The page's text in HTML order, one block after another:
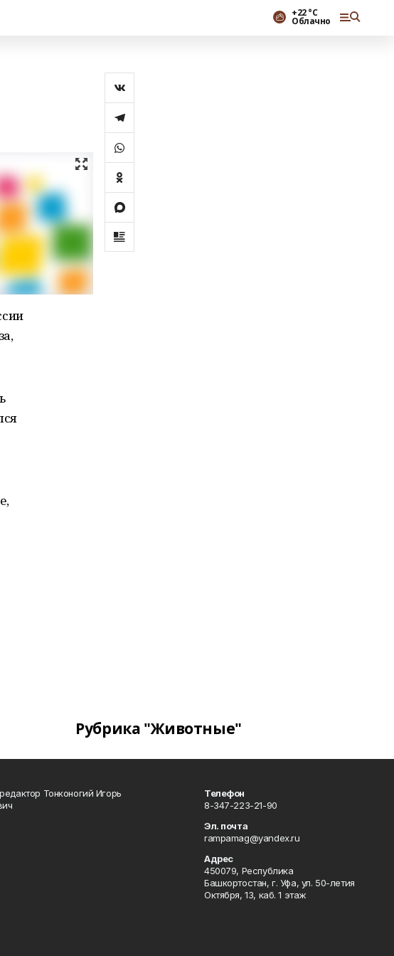
+22 °С
Облачно
Рубрика "Животные"
Тонконогий Игорь
Телефон
8-347-223-21-90
Эл. почта
rampamag@yandex.ru
Адрес
450079, Республика
Башкортостан, г. Уфа, ул. 50-летия
Октября, 13, каб. 1 этаж